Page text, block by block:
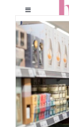
contenuto
Toggle
Navigation
HOME
CHI SIAMO
LE RIVISTE